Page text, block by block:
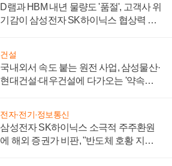
D램과 HBM 내년 물량도 '품절', 고객사 위
기감이 삼성전자 SK하이닉스 협상력 더
건설
국내외서 속도 붙는 원전 사업, 삼성물산·
현대건설·대우건설에 다가오는 '약속의
전자·전기·정보통신
삼성전자 SK하이닉스 소극적 주주환원
에 해외 증권가 비판, "반도체 호황 지속